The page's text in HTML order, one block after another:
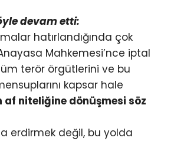
devam etti:
hatırlandığında çok
Mahkemesi’nce iptal
terör örgütlerini ve bu
kapsar hale
af niteliğine dönüşmesi söz
erdirmek değil, bu yolda